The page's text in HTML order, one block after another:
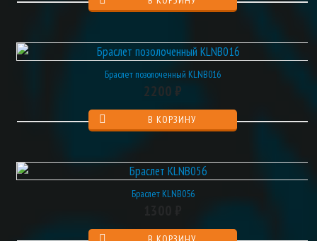
Браслет позолоченный KLNB016
2200 ₽
Браслет KLNB056